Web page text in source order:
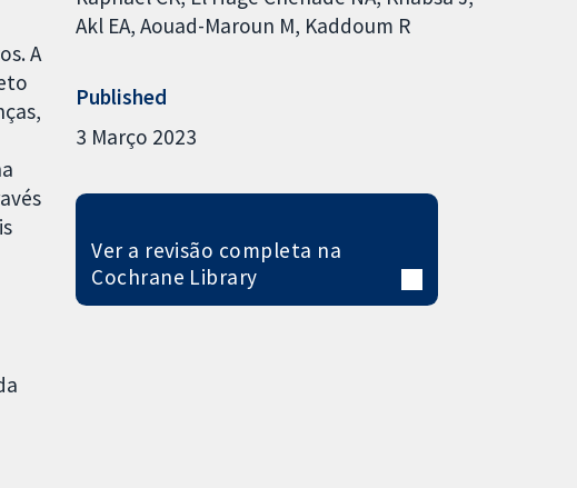
A
Akl EA Aouad-Maroun M Kaddoum R
Published
3 Março 2023
Ver a revisão completa na
Cochrane Library